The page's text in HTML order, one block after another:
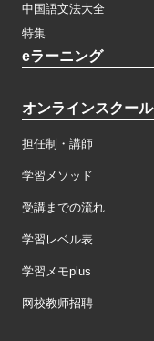
中国語文法大全
特集
eラーニング
オンラインスクール
担任制・講師
学習メソッド
受講までの流れ
学習レベル表
学習メモplus
网校教师招聘